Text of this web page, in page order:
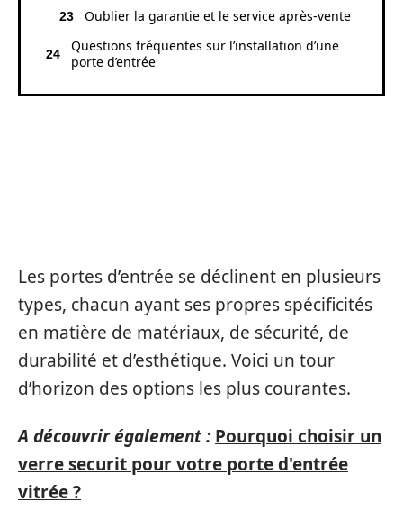
Oublier la garantie et le service après-vente
Questions fréquentes sur l’installation d’une
porte d’entrée
Les portes d’entrée se déclinent en plusieurs
types, chacun ayant ses propres spécificités
en matière de matériaux, de sécurité, de
durabilité et d’esthétique. Voici un tour
d’horizon des options les plus courantes.
A découvrir également : Pourquoi choisir un
verre securit pour votre porte d'entrée
vitrée ?